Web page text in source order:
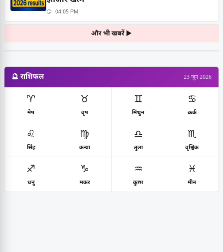
04:05 PM
और भी खबरें ▶
🔮 राशिफल 23 जून 2026
♈
मेष
♉
वृष
♊
मिथुन
♋
कर्क
♌
सिंह
♍
कन्या
♎
तुला
♏
वृश्चिक
♐
धनु
♑
मकर
♒
कुम्भ
♓
मीन